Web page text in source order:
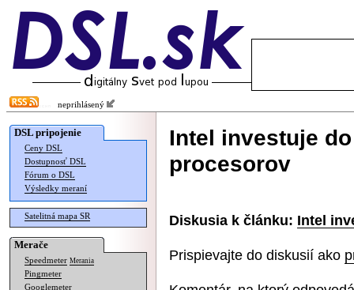
neprihlásený
DSL pripojenie
Ceny DSL
Dostupnosť DSL
Fórum o DSL
Výsledky meraní
Satelitná mapa SR
Merače
Speedmeter Merania
Pingmeter
Googlemeter
Intel investuje
procesorov
Diskusia k článku: Intel
Prispievajte do diskusií ako